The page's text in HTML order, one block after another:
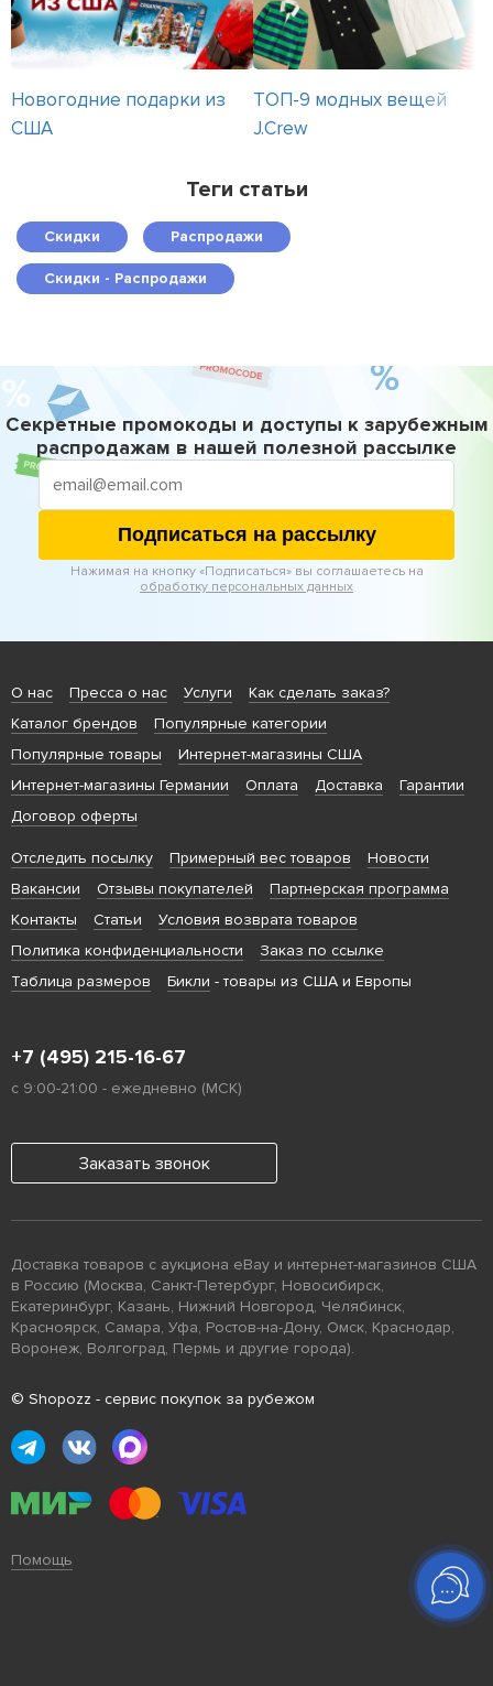
Новогодние подарки из
США
ТОП-9 модных вещей
J.Crew
Теги статьи
Скидки Распродажи
Скидки - Распродажи
Секретные промокоды и доступы к зарубежным
распродажам в нашей полезной рассылке
Подписаться на рассылку
Нажимая на кнопку «Подписаться» вы соглашаетесь на
обработку персональных данных
О нас Пресса о нас Услуги
Как сделать заказ?
Каталог брендов
Популярные категории
Популярные товары
Интернет-магазины США
Интернет-магазины Германии
Оплата Доставка
Гарантии
Договор оферты
Отследить посылку Примерный вес товаров
Новости
Вакансии
Отзывы покупателей
Партнерская программа
Контакты
Статьи
Условия возврата товаров
Политика конфиденциальности
Заказ по ссылке
Таблица размеров
Бикли - товары из США и Европы
+7 (495) 215-16-67
с 9:00-21:00 - ежедневно (МСК)
Заказать звонок
Доставка товаров с аукциона eBay и интернет-магазинов США
в Россию (Москва, Санкт-Петербург, Новосибирск,
Екатеринбург, Казань, Нижний Новгород, Челябинск,
Красноярск, Самара, Уфа, Ростов-на-Дону, Омск, Краснодар,
Воронеж, Волгоград, Пермь и другие города).
© Shopozz - сервис покупок за рубежом
Помощь